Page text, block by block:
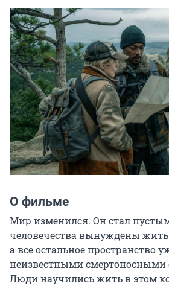
О фильме
Мир изменился. Он стал
человечества вынуждены жить
а все остальное пространство
неизвестными смертоносными
Люди научились жить в этом